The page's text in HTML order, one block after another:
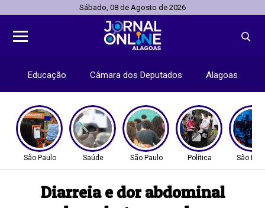
Sábado, 08 de Agosto de 2026
Educação Câmara dos Deputados Alagoas
São Paulo Saúde São Paulo Política São
Diarreia e dor abdominal